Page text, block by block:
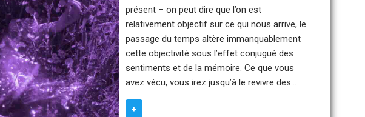
présent – on peut dire que l’on est
relativement objectif sur ce qui nous arrive, le
passage du temps altère immanquablement
cette objectivité sous l’effet conjugué des
sentiments et de la mémoire. Ce que vous
avez vécu, vous irez jusqu’à le revivre des…
+